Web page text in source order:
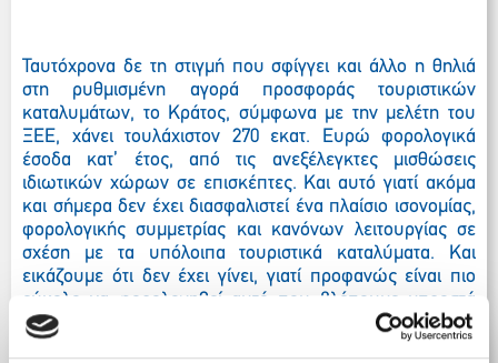
Ταυτόχρονα δε τη στιγμή που σφίγγει και άλλο η θηλιά
στη ρυθμισμένη αγορά προσφοράς τουριστικών
καταλυμάτων, το Κράτος, σύμφωνα με την μελέτη του
ΞΕΕ, χάνει τουλάχιστον 270 εκατ. Ευρώ φορολογικά
έσοδα κατ’ έτος, από τις ανεξέλεγκτες μισθώσεις
ιδιωτικών χώρων σε επισκέπτες. Και αυτό γιατί ακόμα
και σήμερα δεν έχει διασφαλιστεί ένα πλαίσιο ισονομίας,
φορολογικής συμμετρίας και κανόνων λειτουργίας σε
σχέση με τα υπόλοιπα τουριστικά καταλύματα. Και
εικάζουμε ότι δεν έχει γίνει, γιατί προφανώς είναι πιο
εύκολο να φορολογηθεί αυτό που βλέπουμε μπροστά
στα μάτια μας και όχι αυτό που φοροδιαφεύγει. Γιατί
πρέπει να ενεργοποιηθούν οι μηχανισμοί είσπραξης. Και